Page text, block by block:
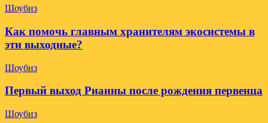
Шоубиз
Как помочь главным хранителям экосистемы в
эти выходные?
Шоубиз
Первый выход Рианны после рождения первенца
Шоубиз